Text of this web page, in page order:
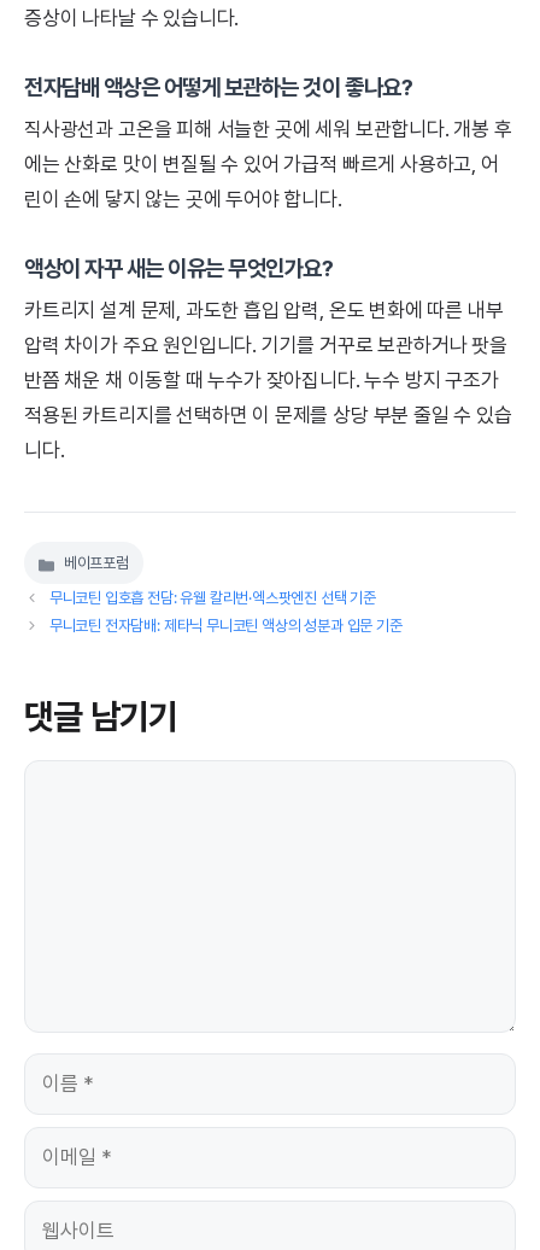
증상이 나타날 수 있습니다.
전자담배 액상은 어떻게 보관하는 것이 좋나요?
직사광선과 고온을 피해 서늘한 곳에 세워 보관합니다. 개봉 후
에는 산화로 맛이 변질될 수 있어 가급적 빠르게 사용하고, 어
린이 손에 닿지 않는 곳에 두어야 합니다.
액상이 자꾸 새는 이유는 무엇인가요?
카트리지 설계 문제, 과도한 흡입 압력, 온도 변화에 따른 내부
압력 차이가 주요 원인입니다. 기기를 거꾸로 보관하거나 팟을
반쯤 채운 채 이동할 때 누수가 잦아집니다. 누수 방지 구조가
적용된 카트리지를 선택하면 이 문제를 상당 부분 줄일 수 있습
니다.
카
테
베이프포럼
무니코틴 입호흡 전담: 유웰 칼리번·엑스팟엔진 선택 기준
무니코틴 전자담배: 제타닉 무니코틴 액상의 성분과 입문 기준
댓글 남기기
댓
이
이
일
웹